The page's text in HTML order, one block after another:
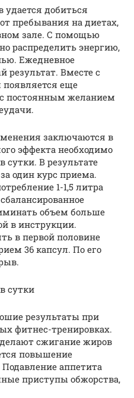
добиться
пребывания на диетах,
зале. С помощью
распределить энергию,
Ежедневное
Вместе с
появляется еще
постоянным желанием
заключаются в
эффекта необходимо
сутки. В результате
один курс приема.
1-1,5 литра
объем больше
в инструкции.
в первой половине
36 капсул. По его
сутки
результаты при
фитнес-тренировках.
сжигание жиров
повышение
аппетита
приступы обжорства,